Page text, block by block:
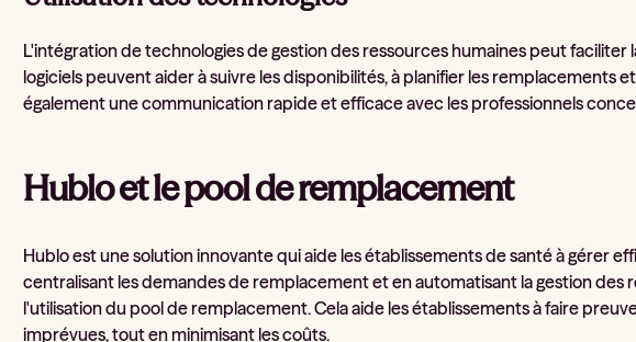
L'intégration de technologies de gestion des ressources humaines peut
logiciels peuvent aider à suivre les disponibilités, à planifier les remplacements
également une communication rapide et efficace avec les professionnels
Hublo et le pool de remplacement
Hublo est une solution innovante qui aide les établissements de santé à gérer
centralisant les demandes de remplacement et en automatisant la gestion
l'utilisation du pool de remplacement. Cela aide les établissements à faire
imprévues, tout en minimisant les coûts.